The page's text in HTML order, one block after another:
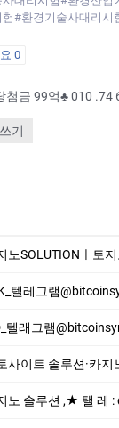
#환경기술사대리시
0
기
노SOLUTIONㅣ토
텔레그램
텔래그램
사이트 솔루션·카
노 솔루션 ,★ 탤 레